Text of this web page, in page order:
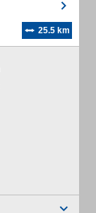
25.5 km